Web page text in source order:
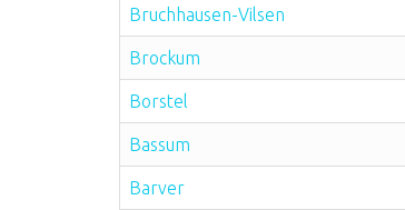
Bruchhausen-Vilsen
Brockum
Borstel
Bassum
Barver